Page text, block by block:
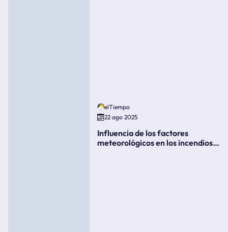
elTiempo
22 ago 2025
Influencia de los factores
meteorológicos en los incendios